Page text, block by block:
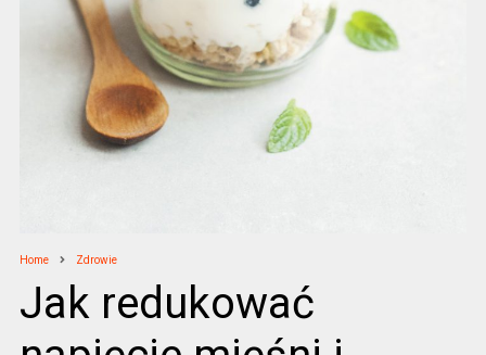
Home Zdrowie
Jak redukować